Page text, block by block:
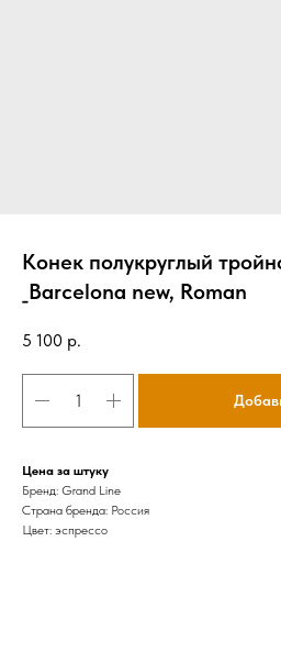
Конек полукруглый
_Barcelona new, Roman
5 100 р.
Цена за штуку
Бренд: Grand Line
Страна бренда: Россия
Цвет: эспрессо